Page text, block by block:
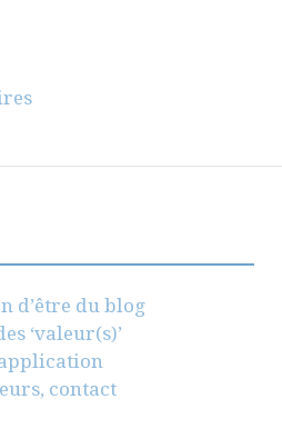
d’être du blog
‘valeur(s)’
contact